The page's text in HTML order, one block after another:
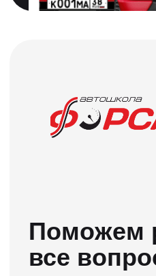
предоставить позже. Мы вам в этом
поможем!
Начните учится
в ПДД.ТВ сейчас